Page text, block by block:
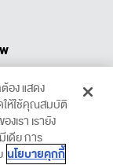
าวสาร
อง แสดง
ให้ใช้คุณสมบัติ
งเรา เรายัง
เดีย การ
นโยบายคุกกี้